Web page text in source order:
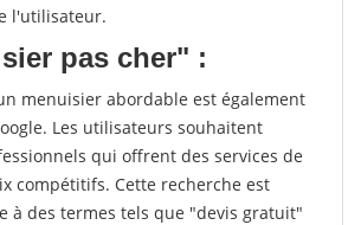
l'utilisateur.
pas cher" :
menuisier abordable est également
Les utilisateurs souhaitent
qui offrent des services de
compétitifs. Cette recherche est
à des termes tels que "devis gratuit"